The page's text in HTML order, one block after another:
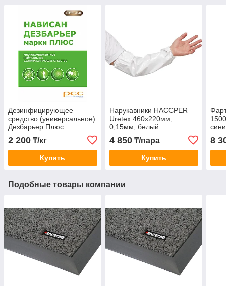
Дезинфицирующее
средство (универсальное)
Дезбарьер Плюс
2 200 ₸/кг
Купить
Нарукавники HACCPER
Uretex 460х220мм,
0,15мм, белый
4 850₸/пара
Купить
8
Подобные товары компании